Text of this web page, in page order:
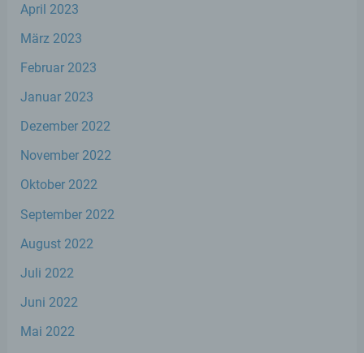
April 2023
März 2023
Februar 2023
Januar 2023
Dezember 2022
November 2022
Oktober 2022
September 2022
August 2022
Juli 2022
Juni 2022
Mai 2022
e) Profiling
Verarbeitung personenbezogener Daten,
die darin besteht, dass diese
personenbezogenen Daten verwendet
werden, um bestimmte persönliche
Aspekte, die sich auf eine natürliche Person
beziehen, zu bewerten, insbesondere, um
wirtschaftlicher Lage, Gesundheit,
Zuverlässigkeit, Verhalten, Aufenthaltsort
zu analysieren oder vorherzusagen.
f) Pseudonymisierung